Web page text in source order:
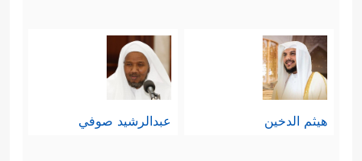
هيثم الدخين عبدالرشيد صوفي